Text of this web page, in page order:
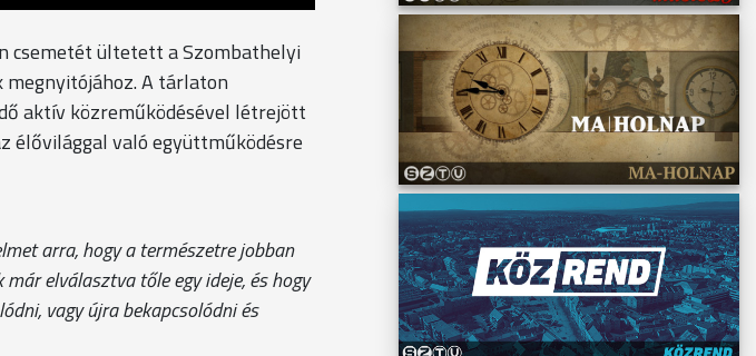
csemetét ültetett a Szombathelyi
A tárlaton
aktív közreműködésével létrejött
élővilággal való együttműködésre
arra, hogy a természetre jobban
elválasztva tőle egy ideje, és hogy
vagy újra bekapcsolódni és